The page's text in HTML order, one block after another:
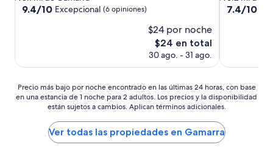
2.0
9.4
9.4/10 Excepcional (6 opiniones)
$24 por noche
El
precio
de
$24
$24 en total
30 ago. - 31 ago.
2.0
7.4
7.4/10
Precio
más
encontrado
Precio más bajo por noche encontrado en las últimas 24 horas, con base
en una estancia de 1 noche para 2 adultos. Los precios y la disponibilidad
están sujetos a cambios. Aplican términos adicionales.
Ver todas las propiedades en Gamarra